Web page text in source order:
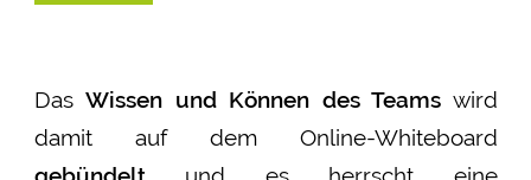
Das Wissen und Können des Teams wird
damit auf dem Online-Whiteboard